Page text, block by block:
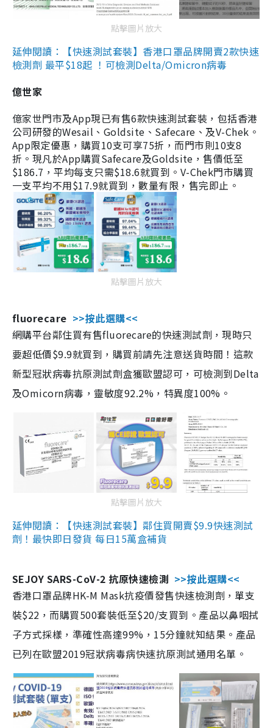
點擊圖片放大
延伸閱讀：【快速測試套裝】香港口罩品牌開賣2款快速
檢測劑 最平$18起 ！可檢測Delta/Omicron病毒
億世家
億家世門市及App現已有售6款快速測試套裝，包括香港
公司研發的Wesail、Goldsite、Safecare、及V-Chek。
App限定優惠，購買10支可享75折，而門市則10支8
折。現凡於App購買Safecare及Goldsite，售價低至
$186.7，平均每支只需$18.6就買到。V-Chek門市購買
一支平均不用$17.9就買到，數量有限，售完即止。
點擊圖片放大
fluorecare >>按此選購<<
網購平台鄰住買有售fluorecare的快速測試劑，現時只
要超低價$9.9就買到，購買前請先注意送貨時間！這款
新型冠狀病毒抗原測試劑盒獲歐盟認可，可檢測到Delta
及Omicorn病毒，靈敏度92.2%，特異度100%。
點擊圖片放大
延伸閱讀：【快速測試套裝】鄰住買開賣$9.9快速測試
劑！最快即日發貨 每日15萬盒補貨
SEJOY SARS-CoV-2 抗原快速檢測 >>按此選購<<
香港口罩品牌HK-M Mask抗疫價發售快速檢測劑，單支
裝$22，而購買500套裝低至$20/支買到。產品以鼻咽拭
子方式採樣，準確性高達99%，15分鐘就知結果。產品
已列在歐盟2019冠狀病毒病快速抗原測試通用名單。